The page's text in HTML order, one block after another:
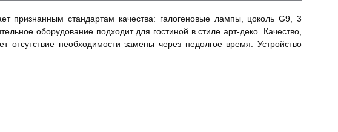
признанным стандартам качества: галогеновые лампы, цоколь G9, 3
оборудование подходит для гостиной в стиле арт-деко. Качество,
отсутствие необходимости замены через недолгое время. Устройство